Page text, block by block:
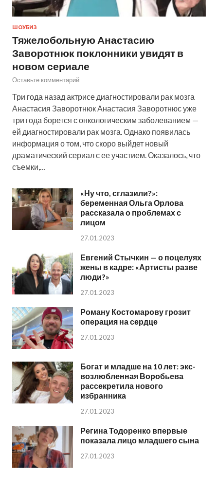
ШОУБИЗ
Тяжелобольную Анастасию
Заворотнюк поклонники увидят в
новом сериале
Оставьте комментарий
Три года назад актрисе диагностировали рак мозга
Анастасия Заворотнюк Анастасия Заворотнюс уже
три года борется с онкологическим заболеванием —
ей диагностировали рак мозга. Однако появилась
информация о том, что скоро выйдет новый
драматический сериал с ее участием. Оказалось, что
съемки,…
«Ну что, сглазили?»:
беременная Ольга Орлова
рассказала о проблемах с
лицом
27.01.2023
Евгений Стычкин — о поцелуях
жены в кадре: «Артисты разве
люди?»
27.01.2023
Роману Костомарову грозит
операция на сердце
27.01.2023
Богат и младше на 10 лет: экс-
возлюбленная Воробьева
рассекретила нового
избранника
27.01.2023
Регина Тодоренко впервые
показала лицо младшего сына
27.01.2023